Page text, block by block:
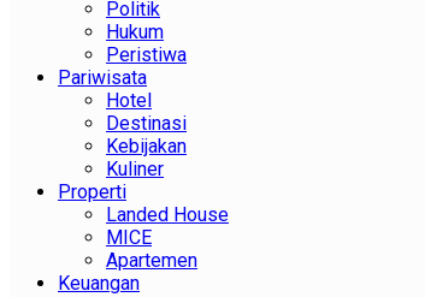
Politik
Hukum
Peristiwa
Pariwisata
Hotel
Destinasi
Kebijakan
Kuliner
Properti
Landed House
MICE
Apartemen
Keuangan